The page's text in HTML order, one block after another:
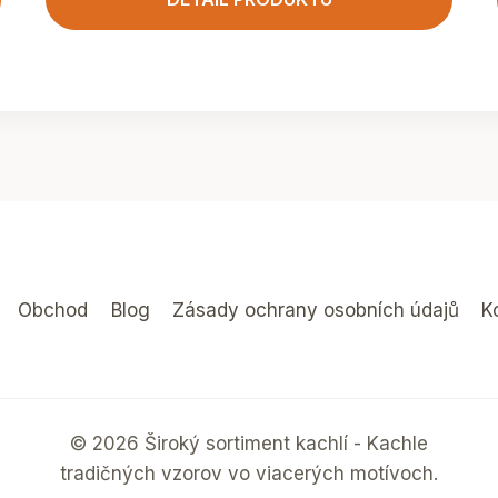
Obchod Blog Zásady ochrany osobních údajů
© 2026 Široký sortiment kachlí - Kachle
tradičných vzorov vo viacerých motívoch.